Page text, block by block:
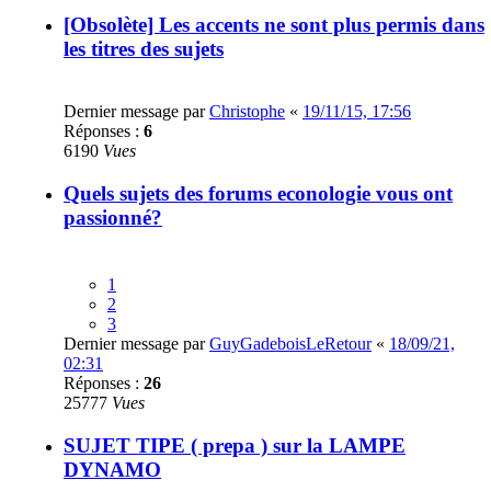
[Obsolète] Les accents ne sont plus permis dans
les titres des sujets
Dernier message parChristophe « 19/11/15, 17:56
Réponses : 6
6190 Vues
Quels sujets des forums econologie vous ont
passionné?
1
2
3
Dernier message parGuyGadeboisLeRetour« 18/09/21,
02:31
Réponses : 26
25777 Vues
SUJET TIPE ( prepa ) sur la LAMPE
DYNAMO